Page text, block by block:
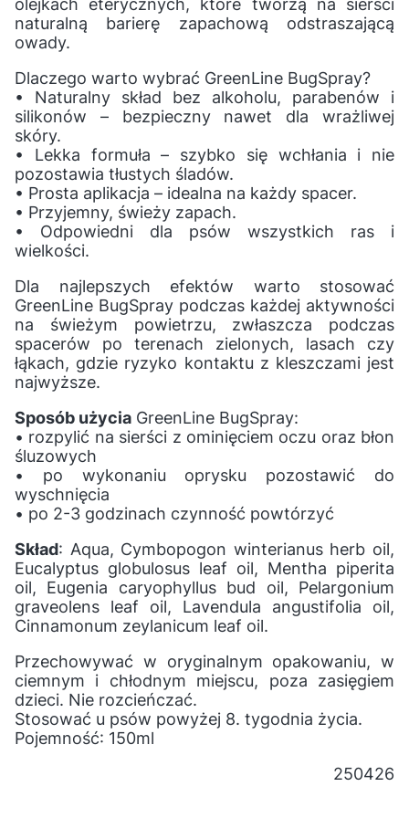
olejkach eterycznych, które tworzą na sierści
naturalną barierę zapachową odstraszającą
owady.
Dlaczego warto wybrać GreenLine BugSpray?
• Naturalny skład bez alkoholu, parabenów i
silikonów – bezpieczny nawet dla wrażliwej
skóry.
• Lekka formuła – szybko się wchłania i nie
pozostawia tłustych śladów.
• Prosta aplikacja – idealna na każdy spacer.
• Przyjemny, świeży zapach.
• Odpowiedni dla psów wszystkich ras i
wielkości.
Dla najlepszych efektów warto stosować
GreenLine BugSpray podczas każdej aktywności
na świeżym powietrzu, zwłaszcza podczas
spacerów po terenach zielonych, lasach czy
łąkach, gdzie ryzyko kontaktu z kleszczami jest
najwyższe.
Sposób użycia GreenLine BugSpray:
• rozpylić na sierści z ominięciem oczu oraz błon
śluzowych
• po wykonaniu oprysku pozostawić do
wyschnięcia
• po 2-3 godzinach czynność powtórzyć
Skład: Aqua, Cymbopogon winterianus herb oil,
Eucalyptus globulosus leaf oil, Mentha piperita
oil, Eugenia caryophyllus bud oil, Pelargonium
graveolens leaf oil, Lavendula angustifolia oil,
Cinnamonum zeylanicum leaf oil.
Przechowywać w oryginalnym opakowaniu, w
ciemnym i chłodnym miejscu, poza zasięgiem
dzieci. Nie rozcieńczać.
Stosować u psów powyżej 8. tygodnia życia.
Pojemność: 150ml
250426